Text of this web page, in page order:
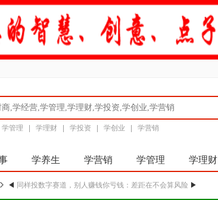
学管理 学理财 学投资 学创业 学营销
学养生 学营销 学管理 学理财
◀ 同样投数字赛道，别人赚钱你亏钱：差距在不会算风险 ▶